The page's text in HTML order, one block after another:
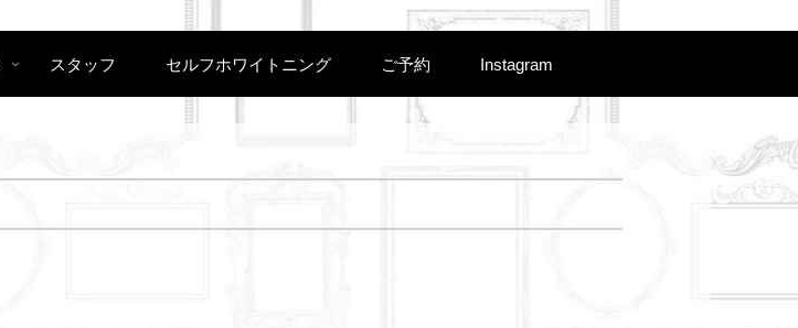
スタッフ セルフホワイトニング ご予約 Instagram